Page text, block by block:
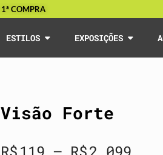
1ª COMPRA
ESTILOS EXPOSIÇÕES
Visão Forte